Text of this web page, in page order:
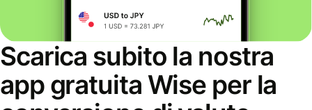
Scarica subito la nostra
app gratuita Wise per la